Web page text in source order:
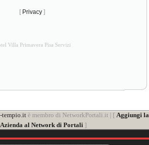
[ Privacy ]
Villa Primavera Pisa Servizi
tempio.it è membro di NetworkPortali.it | [ Aggiungi la
al Network di Portali ]